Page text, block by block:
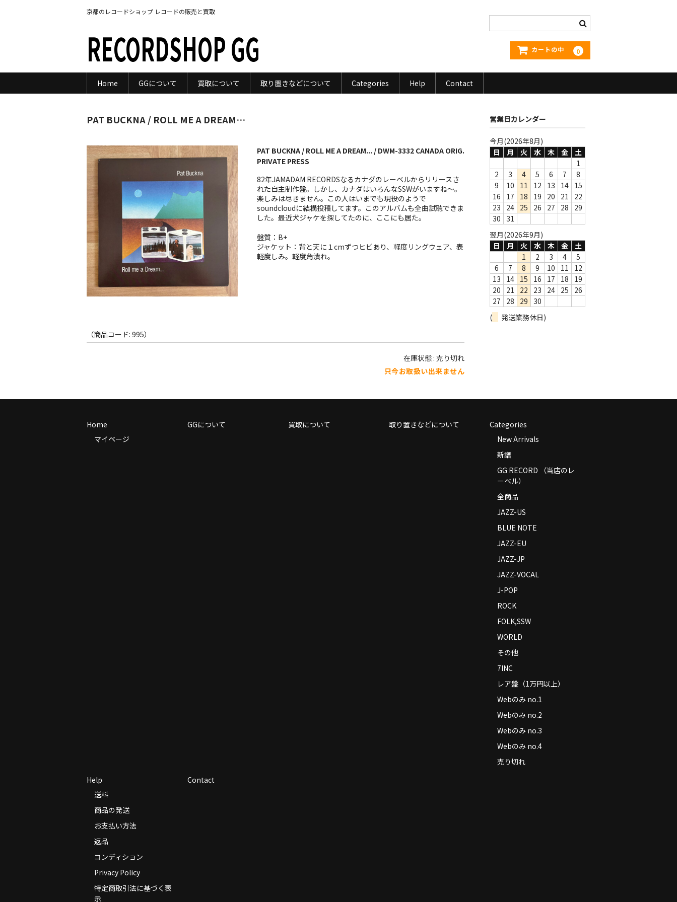
京都のレコードショップ レコードの販売と買取
RECORDSHOP GG カートの中 0
Home GGについて 買取について 取り置きなどについて Categories Help Contact
PAT BUCKNA / ROLL ME A DREAM…
PAT BUCKNA / ROLL ME A DREAM... / DWM-3332 CANADA ORIG.
PRIVATE PRESS
82年JAMADAM RECORDSなるカナダのレーベルからリリースさ
れた自主制作盤。しかし、カナダはいろんなSSWがいますね〜。
楽しみは尽きません。この人はいまでも現役のようで
soundcloudに結構投稿してます。このアルバムも全曲試聴できま
した。最近犬ジャケを探してたのに、ここにも居た。
盤質：B+
ジャケット：背と天に１cmずつヒビあり、軽度リングウェア、表
軽度しみ。軽度角潰れ。
（商品コード: 995）
在庫状態 : 売り切れ
只今お取扱い出来ません
営業日カレンダー
今月(2026年8月)
日
月 火 水 木 金
土
1
2
3 4 5 6 7
8
9
10 11 12 13 14 15
16
17 18 19 20 21
22
23
24 25 26 27 28
29
30
31
翌月(2026年9月)
日
月 火 水 木 金
土
1
2 3 4
5
6
7 8 9 10 11
12
13
14 15 16 17 18
19
20
21 22 23 24 25
26
27
28 29
30
(
発送業務休日)
Home
マイページ
GGについて 買取について 取り置きなどについて
Categories
New Arrivals
新譜
GG RECORD （当店のレ
ーベル）
全商品
JAZZ-US
BLUE NOTE
JAZZ-EU
JAZZ-JP
JAZZ-VOCAL
J-POP
ROCK
FOLK,SSW
WORLD
その他
7INC
レア盤（1万円以上）
Webのみ no.1
Webのみ no.2
Webのみ no.3
Webのみ no.4
売り切れ
Help
送料
商品の発送
お支払い方法
返品
コンディション
Privacy Policy
特定商取引法に基づく表
示
Contact